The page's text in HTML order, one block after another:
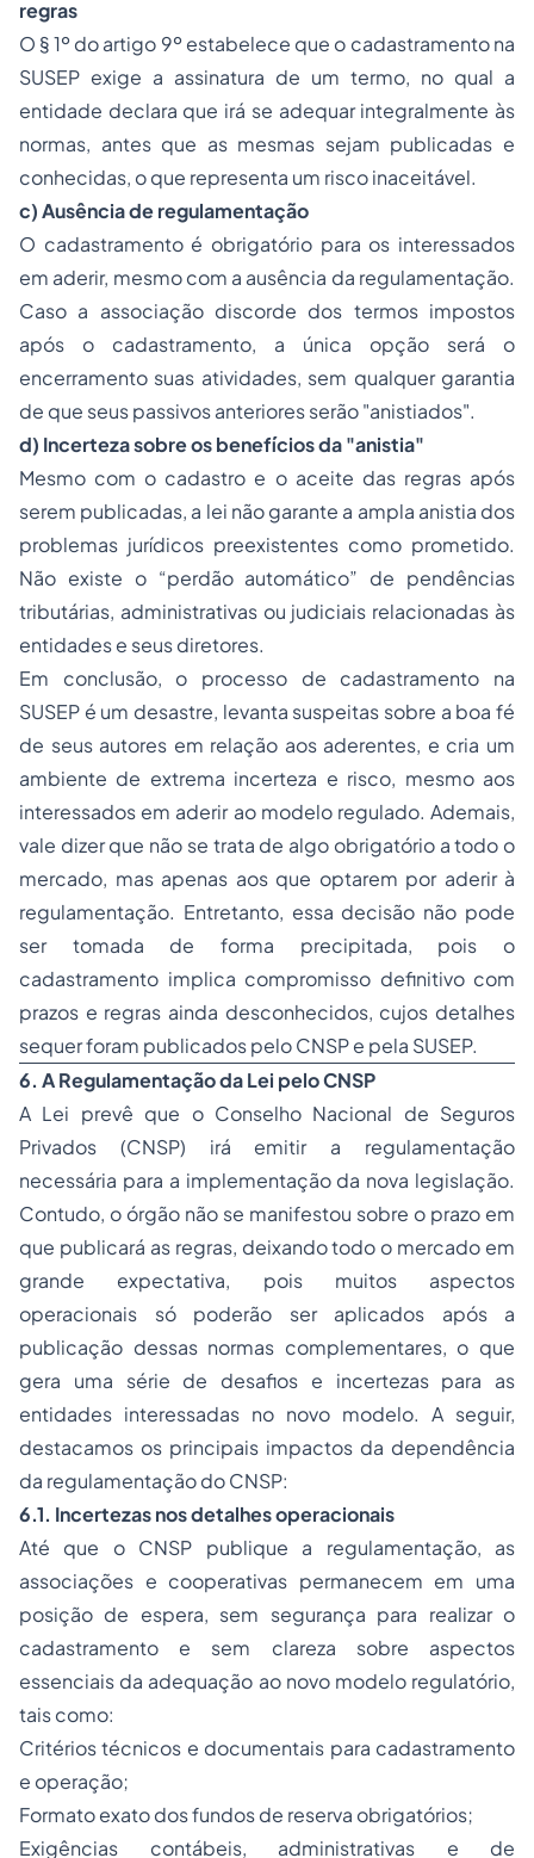
regras
O § 1º do artigo 9º estabelece que o cadastramento na
SUSEP exige a assinatura de um termo, no qual a
entidade declara que irá se adequar integralmente às
normas, antes que as mesmas sejam publicadas e
conhecidas, o que representa um risco inaceitável.
c) Ausência de regulamentação
O cadastramento é obrigatório para os interessados
em aderir, mesmo com a ausência da regulamentação.
Caso a associação discorde dos termos impostos
após o cadastramento, a única opção será o
encerramento suas atividades, sem qualquer garantia
de que seus passivos anteriores serão "anistiados".
d) Incerteza sobre os benefícios da "anistia"
Mesmo com o cadastro e o aceite das regras após
serem publicadas, a lei não garante a ampla anistia dos
problemas jurídicos preexistentes como prometido.
Não existe o “perdão automático” de pendências
tributárias, administrativas ou judiciais relacionadas às
entidades e seus diretores.
Em conclusão, o processo de cadastramento na
SUSEP é um desastre, levanta suspeitas sobre a boa fé
de seus autores em relação aos aderentes, e cria um
ambiente de extrema incerteza e risco, mesmo aos
interessados em aderir ao modelo regulado. Ademais,
vale dizer que não se trata de algo obrigatório a todo o
mercado, mas apenas aos que optarem por aderir à
regulamentação. Entretanto, essa decisão não pode
ser tomada de forma precipitada, pois o
cadastramento implica compromisso definitivo com
prazos e regras ainda desconhecidos, cujos detalhes
sequer foram publicados pelo CNSP e pela SUSEP.
6. A Regulamentação da Lei pelo CNSP
A Lei prevê que o Conselho Nacional de Seguros
Privados (CNSP) irá emitir a regulamentação
necessária para a implementação da nova legislação.
Contudo, o órgão não se manifestou sobre o prazo em
que publicará as regras, deixando todo o mercado em
grande expectativa, pois muitos aspectos
operacionais só poderão ser aplicados após a
publicação dessas normas complementares, o que
gera uma série de desafios e incertezas para as
entidades interessadas no novo modelo. A seguir,
destacamos os principais impactos da dependência
da regulamentação do CNSP:
6.1. Incertezas nos detalhes operacionais
Até que o CNSP publique a regulamentação, as
associações e cooperativas permanecem em uma
posição de espera, sem segurança para realizar o
cadastramento e sem clareza sobre aspectos
essenciais da adequação ao novo modelo regulatório,
tais como:
Critérios técnicos e documentais para cadastramento
e operação;
Formato exato dos fundos de reserva obrigatórios;
Exigências contábeis, administrativas e de